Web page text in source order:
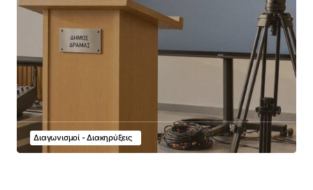
Διαγωνισμοί - Διακηρύξεις